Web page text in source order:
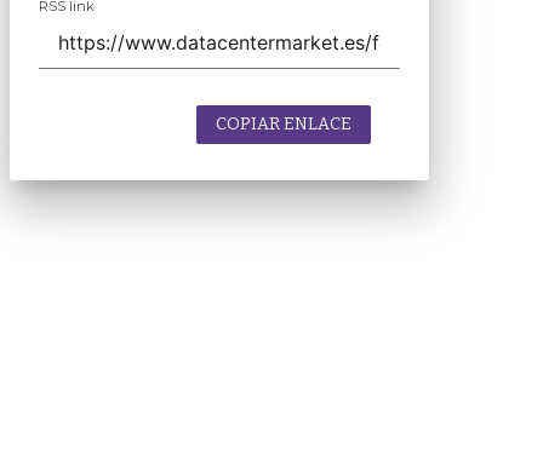
RSS link
COPIAR ENLACE